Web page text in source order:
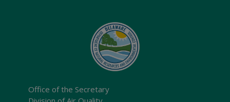
Office of the Secretary